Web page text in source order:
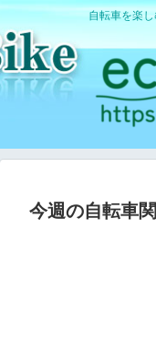
自転車を楽
今週の自転車